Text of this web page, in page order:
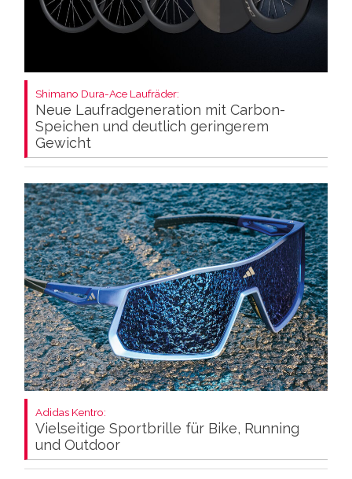
Shimano Dura-Ace Laufräder:
Neue Laufradgeneration mit Carbon-
Speichen und deutlich geringerem
Gewicht
Adidas Kentro:
Vielseitige Sportbrille für Bike, Running
und Outdoor